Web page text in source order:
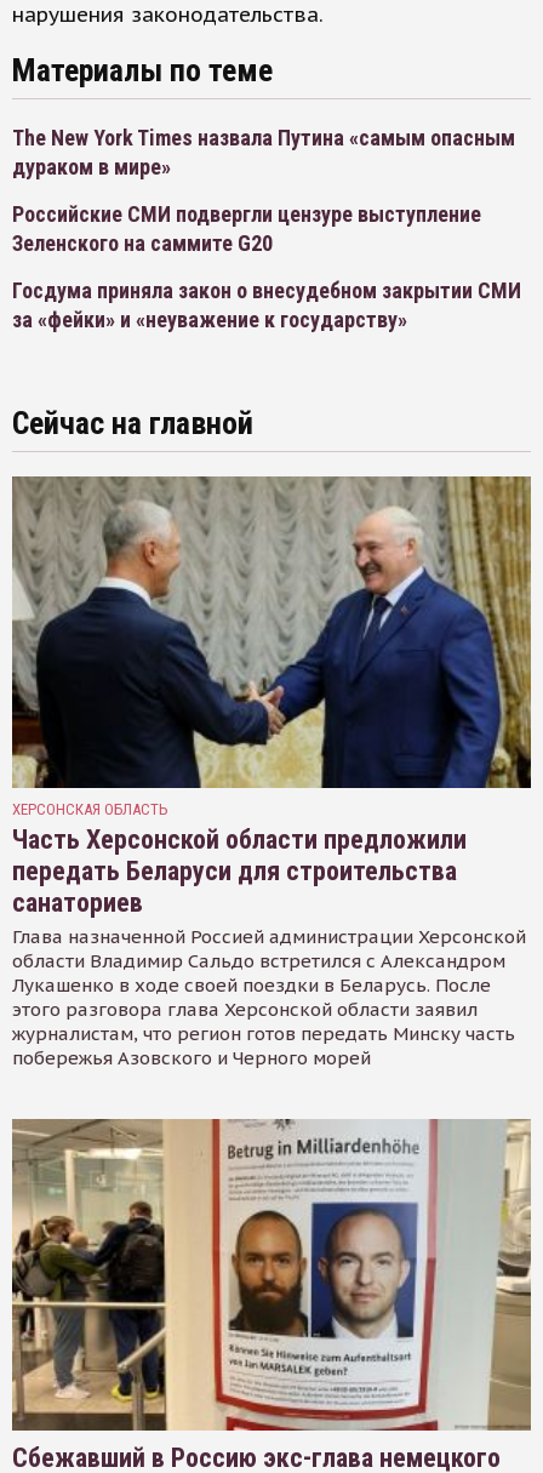
нарушения законодательства.
Материалы по теме
The New York Times назвала Путина «самым опасным
дураком в мире»
Российские СМИ подвергли цензуре выступление
Зеленского на саммите G20
Госдума приняла закон о внесудебном закрытии СМИ
за «фейки» и «неуважение к государству»
Сейчас на главной
ХЕРСОНСКАЯ ОБЛАСТЬ
Часть Херсонской области предложили
передать Беларуси для строительства
санаториев
Глава назначенной Россией администрации Херсонской
области Владимир Сальдо встретился с Александром
Лукашенко в ходе своей поездки в Беларусь. После
этого разговора глава Херсонской области заявил
журналистам, что регион готов передать Минску часть
побережья Азовского и Черного морей
Сбежавший в Россию экс-глава немецкого